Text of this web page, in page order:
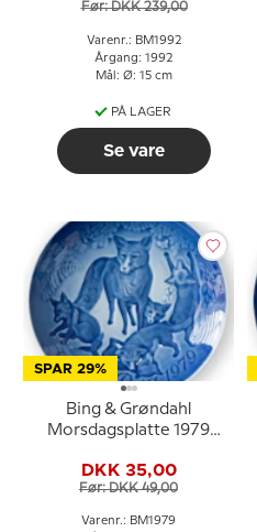
Før: DKK 239,00
Varenr.: BM1992
Årgang: 1992
Mål: Ø: 15 cm
PÅ LAGER
Se vare
SPAR 29%
Bing & Grøndahl
Morsdagsplatte 1979
DKK 35,00
Før: DKK 49,00
Varenr.: BM1979